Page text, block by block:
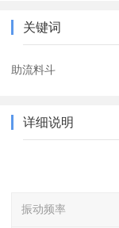
关键词
助流料斗
详细说明
振动频率